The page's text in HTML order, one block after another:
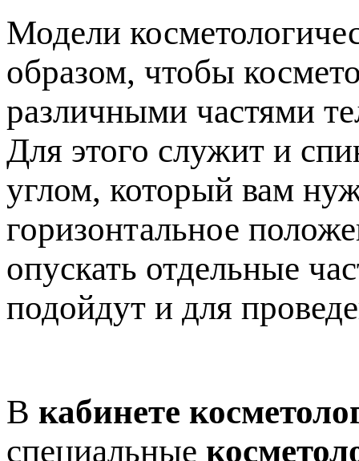
Модели
образом, чтобы
различными частями
Для этого служит и
углом, который вам
горизонтальное
опускать отдельные
подойдут и для
В кабинете
специальные